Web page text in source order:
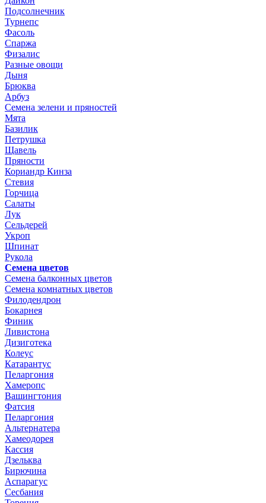
Подсолнечник
Турнепс
Фасоль
Спаржа
Физалис
Разные овощи
Дыня
Брюква
Арбуз
Семена зелени и пряностей
Мята
Базилик
Петрушка
Щавель
Пряности
Кориандр Кинза
Стевия
Горчица
Салаты
Лук
Сельдерей
Укроп
Шпинат
Рукола
Семена цветов
Семена балконных цветов
Семена комнатных цветов
Филодендрон
Бокарнея
Финик
Ливистона
Дизиготека
Колеус
Катарантус
Пеларгония
Хамеропс
Вашингтония
Фатсия
Пеларгония
Альтернатера
Хамеодорея
Кассия
Дзельква
Бирючина
Аспарагус
Сесбания